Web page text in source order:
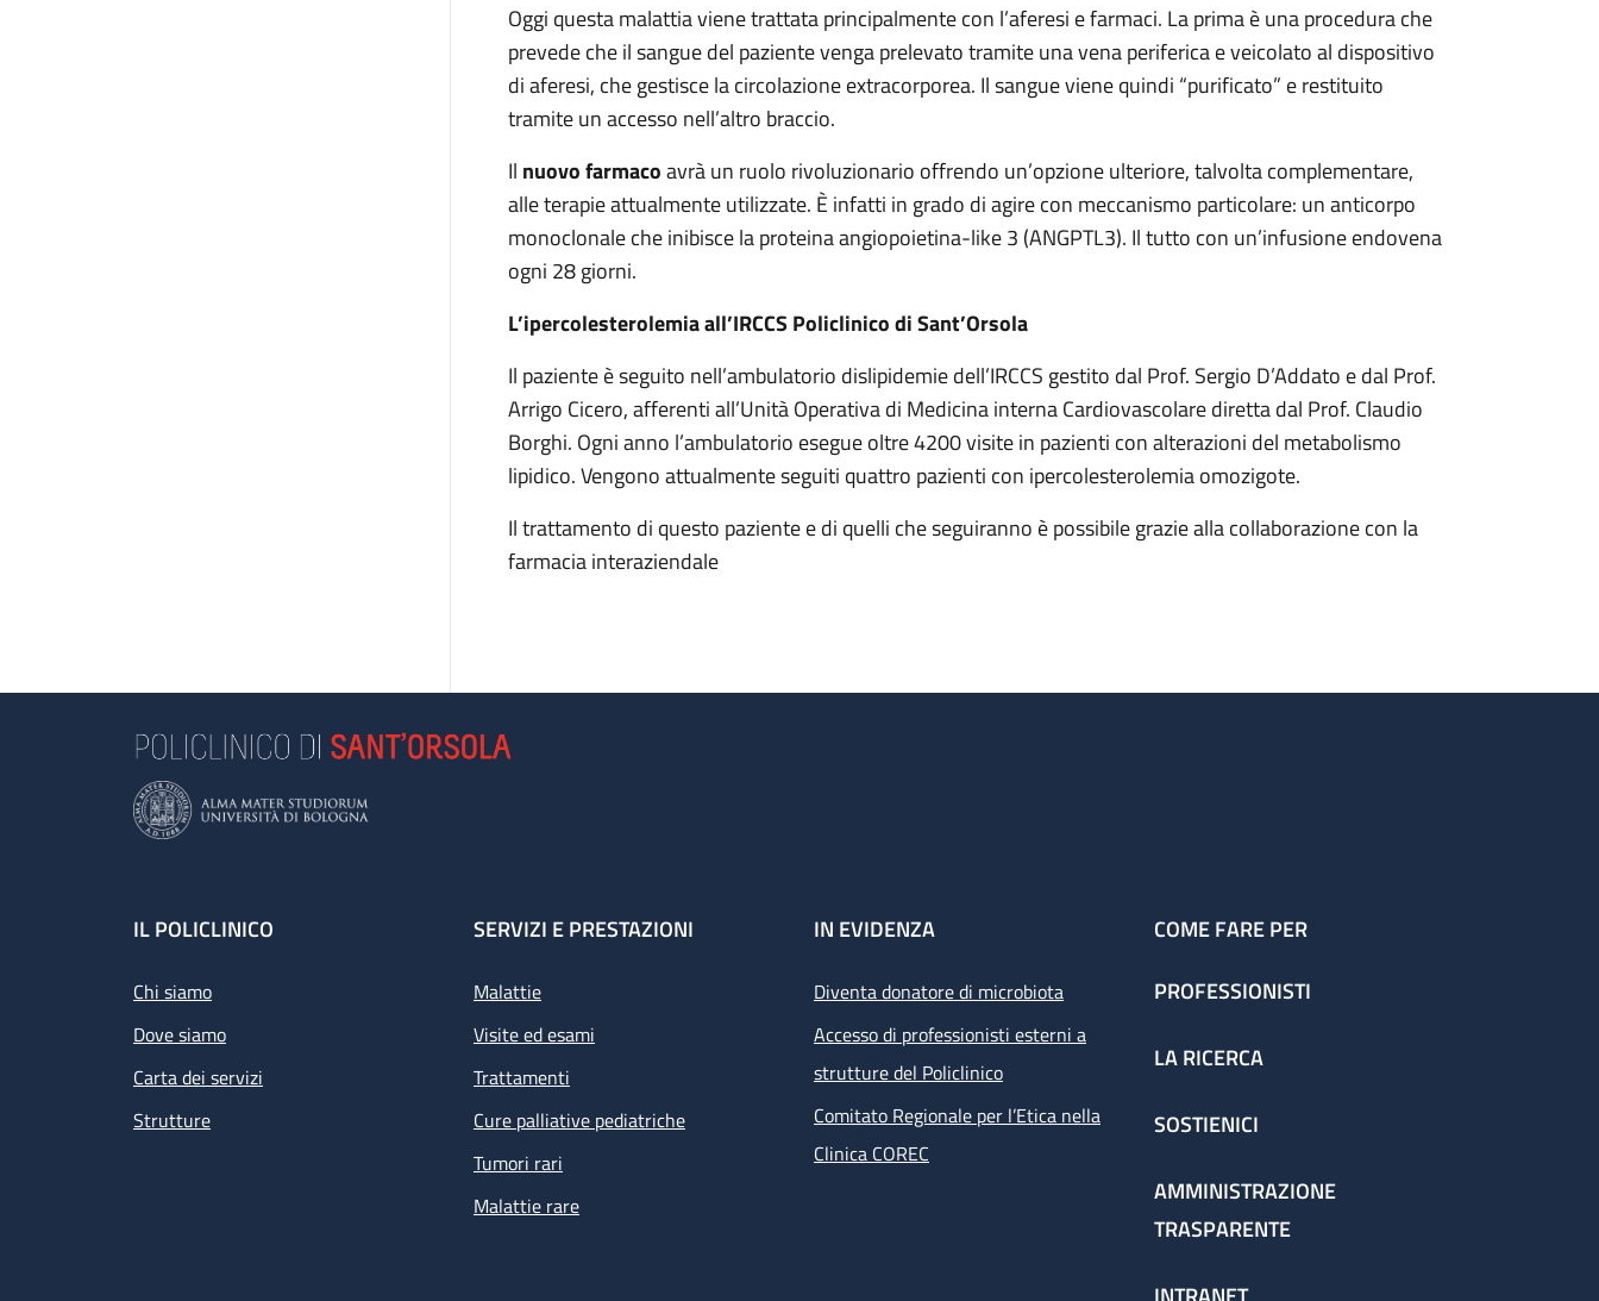
Oggi questa malattia viene trattata principalmente con l’aferesi e farmaci. La prima è una procedura che
prevede che il sangue del paziente venga prelevato tramite una vena periferica e veicolato al dispositivo
di aferesi, che gestisce la circolazione extracorporea. Il sangue viene quindi “purificato” e restituito
tramite un accesso nell’altro braccio.
Il nuovo farmacoavrà un ruolo rivoluzionario offrendo un’opzione ulteriore, talvolta complementare,
alle terapie attualmente utilizzate. È infatti in grado di agire con meccanismo particolare: un anticorpo
monoclonale che inibisce la proteina angiopoietina-like 3 (ANGPTL3). Il tutto con un’infusione endovena
ogni 28 giorni.
L’ipercolesterolemia all’IRCCS Policlinico di Sant’Orsola
Il paziente è seguito nell’ambulatorio dislipidemie dell’IRCCS gestito dal Prof. Sergio D’Addato e dal Prof.
Arrigo Cicero, afferenti all’Unità Operativa di Medicina interna Cardiovascolare diretta dal Prof. Claudio
Borghi. Ogni anno l’ambulatorio esegue oltre 4200 visite in pazienti con alterazioni del metabolismo
lipidico. Vengono attualmente seguiti quattro pazienti con ipercolesterolemia omozigote.
Il trattamento di questo paziente e di quelli che seguiranno è possibile grazie alla collaborazione con la
farmacia interaziendale
Footer
IL POLICLINICO
Chi siamo
Dove siamo
Carta dei servizi
Strutture
SERVIZI E PRESTAZIONI
Malattie
Visite ed esami
Trattamenti
Cure palliative pediatriche
Tumori rari
Malattie rare
IN EVIDENZA
Diventa donatore di microbiota
Accesso di professionisti esterni a
strutture del Policlinico
Comitato Regionale per l’Etica nella
Clinica COREC
COME FARE PER
PROFESSIONISTI
LA RICERCA
SOSTIENICI
AMMINISTRAZIONE
TRASPARENTE